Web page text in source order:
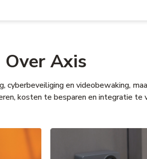
Over Axis
cyberbeveiliging en videobewaking,
kosten te besparen en integratie te